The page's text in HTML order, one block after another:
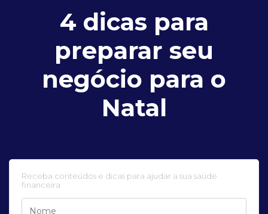
4 dicas para
preparar seu
negócio para o
Natal
Receba conteúdos e dicas para ajudar a sua saúde
financeira